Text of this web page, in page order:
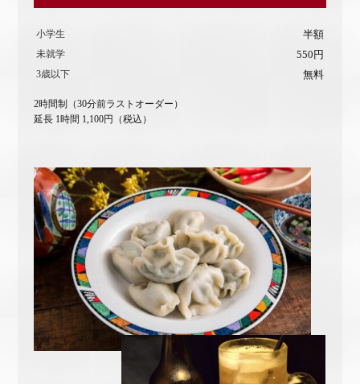
小学生 半額
未就学 550円
3歳以下 無料
2時間制（30分前ラストオーダー）
延長 1時間 1,100円（税込）